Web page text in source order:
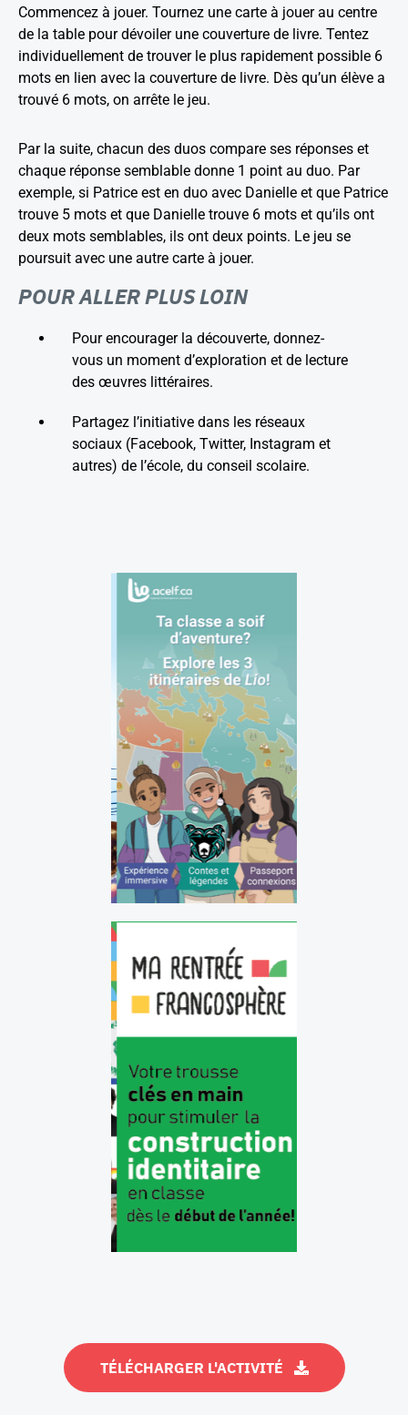
Commencez à jouer. Tournez une carte à jouer au centre
de la table pour dévoiler une couverture de livre. Tentez
individuellement de trouver le plus rapidement possible 6
mots en lien avec la couverture de livre. Dès qu’un élève a
trouvé 6 mots, on arrête le jeu.
Par la suite, chacun des duos compare ses réponses et
chaque réponse semblable donne 1 point au duo. Par
exemple, si Patrice est en duo avec Danielle et que Patrice
trouve 5 mots et que Danielle trouve 6 mots et qu’ils ont
deux mots semblables, ils ont deux points. Le jeu se
poursuit avec une autre carte à jouer.
POUR ALLER PLUS LOIN
Pour encourager la découverte, donnez-
vous un moment d’exploration et de lecture
des œuvres littéraires.
Partagez l’initiative dans les réseaux
sociaux (Facebook, Twitter, Instagram et
autres) de l’école, du conseil scolaire.
TÉLÉCHARGER L'ACTIVITÉ